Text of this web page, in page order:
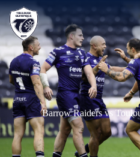
Barrow Raiders vs